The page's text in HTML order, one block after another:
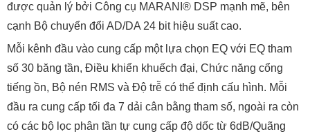
được quản lý bởi Công cụ MARANI® DSP mạnh mẽ, bên
cạnh Bộ chuyển đổi AD/DA 24 bit hiệu suất cao.
Mỗi kênh đầu vào cung cấp một lựa chọn EQ với EQ tham
số 30 băng tần, Điều khiển khuếch đại, Chức năng cổng
tiếng ồn, Bộ nén RMS và Độ trễ có thể định cấu hình. Mỗi
đầu ra cung cấp tối đa 7 dải cân bằng tham số, ngoài ra còn
có các bộ lọc phân tần tự cung cấp độ dốc từ 6dB/Quãng